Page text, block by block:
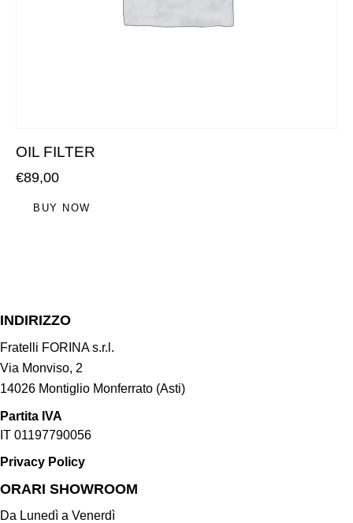
OIL FILTER
€89,00
BUY NOW
INDIRIZZO
Fratelli FORINA s.r.l.
Via Monviso, 2
14026 Montiglio Monferrato (Asti)
Partita IVA
IT 01197790056
Privacy Policy
ORARI SHOWROOM​
Da Lunedì a Venerdì